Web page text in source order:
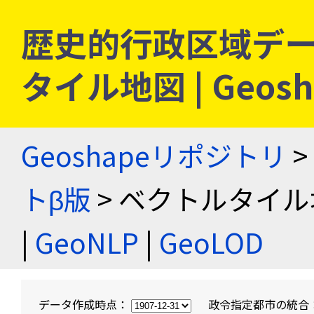
歴史的行政区域デ
タイル地図 |
Geoshapeリポジトリ >
トβ版 > ベクトルタイ
| GeoNLP | GeoLOD
データ作成時点： 政令指定都市の統